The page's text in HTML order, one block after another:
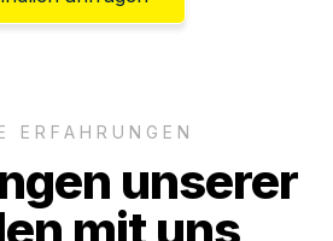
ERFAHRUNGEN
unserer